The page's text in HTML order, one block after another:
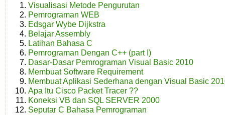
Visualisasi Metode Pengurutan
Pemrograman WEB
Edsgar Wybe Dijkstra
Belajar Assembly
Latihan Bahasa C
Pemrograman Dengan C++ (part I)
Dasar-Dasar Pemrograman Visual Basic 2010
Membuat Software Requirement
Membuat Aplikasi Sederhana dengan Visual Basic
Apa Itu Cisco Packet Tracer ??
Koneksi VB dan SQL SERVER 2000
Seputar C Bahasa Pemrograman